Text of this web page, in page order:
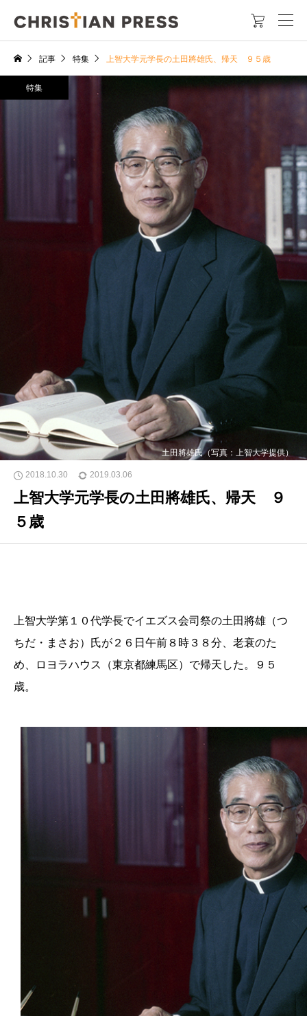

記事 特集 上智大学元学長の土田將雄氏、帰天 ９５歳
土田將雄氏（写真：上智大学提供）
特集
2018.10.30 2019.03.06
上智大学元学長の土田將雄氏、帰天 ９
５歳
上智大学第１０代学長でイエズス会司祭の土田將雄（つ
ちだ・まさお）氏が２６日午前８時３８分、老衰のた
め、ロヨラハウス（東京都練馬区）で帰天した。９５
歳。